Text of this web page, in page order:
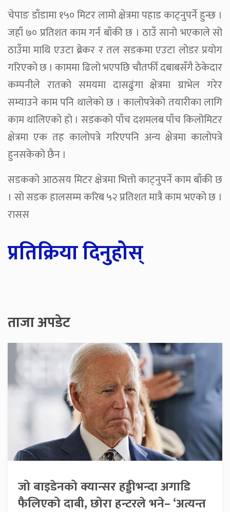
चेपाङ डाँडामा १५० मिटर लामो क्षेत्रमा पहाड काट्नुपर्ने हुन्छ ।
जहाँ ७० प्रतिशत काम गर्न बाँकी छ । ठाउँ सानो भएकाले सो
ठाउँमा माथि एउटा ब्रेकर र तल सडकमा एउटा लोडर प्रयोग
गरिएको छ । काममा ढिलो भएपछि चौतर्फी दबाबसँगै ठेकेदार
कम्पनीले रातको समयमा दासढुंगा क्षेत्रमा ग्राभेल गरेर
सम्याउने काम पनि थालेको छ । कालोपत्रेको तयारीका लागि
काम थालिएको हो । सडकको पाँच दशमलब पाँच किलोमिटर
क्षेत्रमा एक तह कालोपत्रे गरिएपनि अन्य क्षेत्रमा कालोपत्रे
हुनसकेको छैन ।
सडकको आठसय मिटर क्षेत्रमा भित्तो काट्नुपर्ने काम बाँकी छ
। सो सडक हालसम्म करिब ५२ प्रतिशत मात्रै काम भएको छ ।
रासस
प्रतिक्रिया दिनुहोस्
ताजा अपडेट
जो बाइडेनको क्यान्सर हड्डीभन्दा अगाडि
फैलिएको दाबी, छोरा हन्टरले भने– ‘अत्यन्त